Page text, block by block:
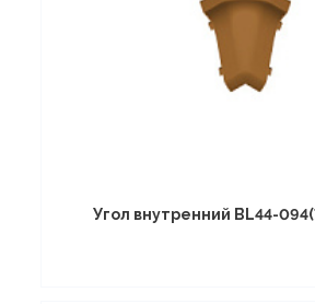
Угол внутренний BL44-